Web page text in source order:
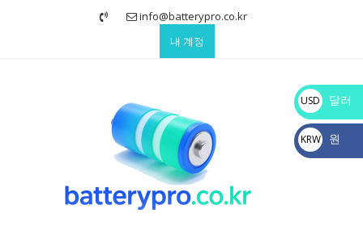
info@batterypro.co.kr
내 계정
USD
$
달러
KRW
₩
원